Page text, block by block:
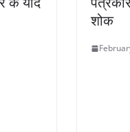
शोक